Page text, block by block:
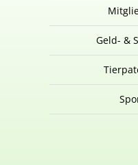
Geld- &